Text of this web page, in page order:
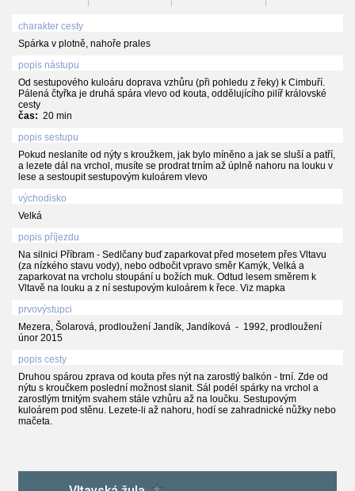
charakter cesty
Spárka v plotně, nahoře prales
popis nástupu
Od sestupového kuloáru doprava vzhůru (při pohledu z řeky) k Cimbuří.
Pálená čtyřka je druhá spára vlevo od kouta, oddělujícího pilíř královské
cesty
čas: 20 min
popis sestupu
Pokud neslaníte od nýty s kroužkem, jak bylo míněno a jak se sluší a patří,
a lezete dál na vrchol, musíte se prodrat trním až úplně nahoru na louku v
lese a sestoupit sestupovým kuloárem vlevo
východisko
Velká
popis příjezdu
Na silnici Příbram - Sedlčany buď zaparkovat před mosetem přes Vltavu
(za nízkého stavu vody), nebo odbočit vpravo směr Kamýk, Velká a
zaparkovat na vrcholu stoupání u božích muk. Odtud lesem směrem k
Vltavě na louku a z ní sestupovým kuloárem k řece. Viz mapka
prvovýstupci
Mezera, Šolarová, prodloužení Jandík, Jandíková - 1992, prodloužení
únor 2015
popis cesty
Druhou spárou zprava od kouta přes nýt na zarostlý balkón - trní. Zde od
nýtu s kroučkem poslední možnost slanit. Sál podél spárky na vrchol a
zarostlým trnitým svahem stále vzhůru až na loučku. Sestupovým
kuloárem pod stěnu. Lezete-li až nahoru, hodí se zahradnické nůžky nebo
mačeta.